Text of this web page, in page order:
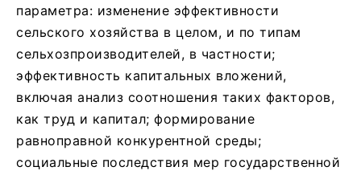
параметра: изменение эффективности
сельского хозяйства в целом, и по типам
сельхозпроизводителей, в частности;
эффективность капитальных вложений,
включая анализ соотношения таких факторов,
как труд и капитал; формирование
равноправной конкурентной среды;
социальные последствия мер государственной